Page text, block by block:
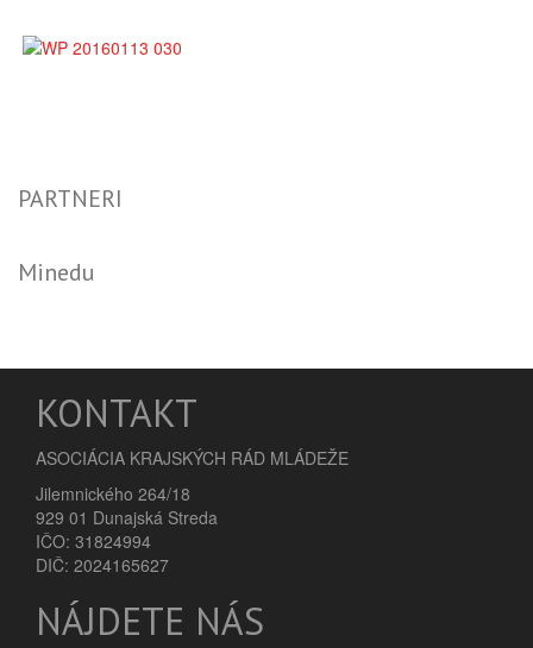
PARTNERI
Minedu
KONTAKT
ASOCIÁCIA KRAJSKÝCH RÁD MLÁDEŽE
Jilemnického 264/18
929 01 Dunajská Streda
IČO: 31824994
DIČ: 2024165627
NÁJDETE NÁS